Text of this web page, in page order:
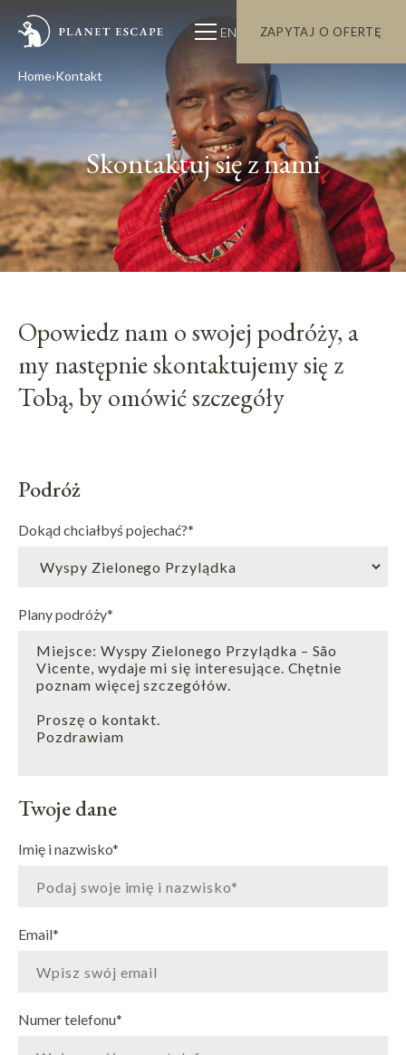
EN ZAPYTAJ O OFERTĘ
Home Kontakt
Skontaktuj się z nami
Opowiedz nam o swojej podróży, a
my następnie skontaktujemy się z
Tobą, by omówić szczegóły
Podróż
Dokąd chciałbyś pojechać?*
Plany podróży*
Twoje dane
Imię i nazwisko*
Email*
Numer telefonu*